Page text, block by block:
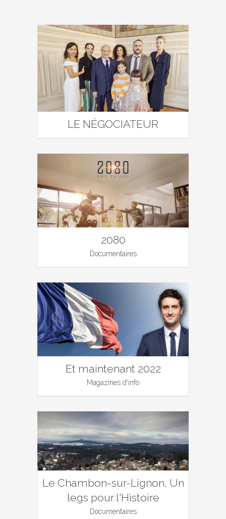
LE NÉGOCIATEUR
2080
Documentaires
Et maintenant 2022
Magazines d'info
Le Chambon-sur-Lignon, Un
legs pour l'Histoire
Documentaires